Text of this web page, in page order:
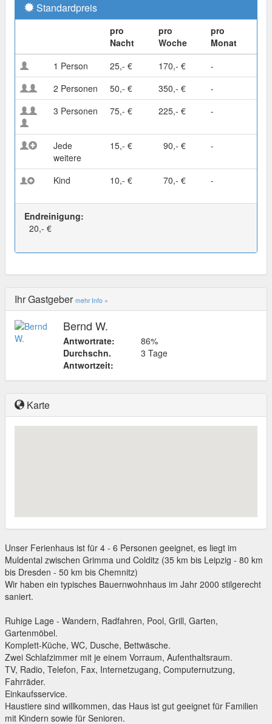
Standardpreis
pro
Nacht
pro
Woche
pro
Monat
1 Person
25,- € 170,- €
-
2 Personen
50,- € 350,- €
-
3 Personen
75,- € 225,- € -
Jede
weitere
15,- € 90,- € -
Kind 10,- € 70,- € -
Endreinigung:
20,- €
Ihr Gastgeber mehr Info »
Bernd W.
Antwortrate:
86%
Durchschn.
Antwortzeit:
3 Tage
Karte
Unser Ferienhaus ist für 4 - 6 Personen geeignet, es liegt im
Muldental zwischen Grimma und Colditz (35 km bis Leipzig - 80 km
bis Dresden - 50 km bis Chemnitz)
Wir haben ein typisches Bauernwohnhaus im Jahr 2000 stilgerecht
saniert.
Ruhige Lage - Wandern, Radfahren, Pool, Grill, Garten,
Gartenmöbel.
Komplett-Küche, WC, Dusche, Bettwäsche.
Zwei Schlafzimmer mit je einem Vorraum, Aufenthaltsraum.
TV, Radio, Telefon, Fax, Internetzugang, Computernutzung,
Fahrräder.
Einkaufsservice.
Haustiere sind willkommen, das Haus ist gut geeignet für Familien
mit Kindern sowie für Senioren.